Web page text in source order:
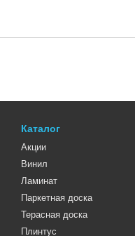
Каталог
Акции
Винил
Ламинат
Паркетная доска
Терасная доска
Плинтус